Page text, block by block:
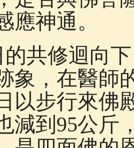
應神通。
共修迴向
象，在醫師
以步行來佛
減到95公斤